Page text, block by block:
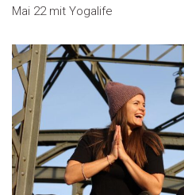
Mai 22 mit Yogalife